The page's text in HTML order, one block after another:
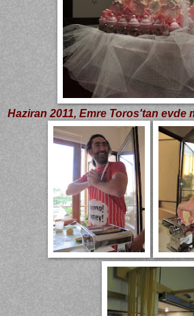
Haziran 2011, Emre Toros'tan evde